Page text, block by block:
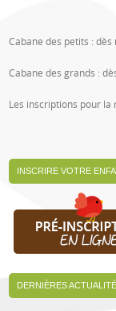
Cabane des petits :
Cabane des grands :
Les inscriptions pour la
INSCRIRE VOTRE
DERNIÈRES